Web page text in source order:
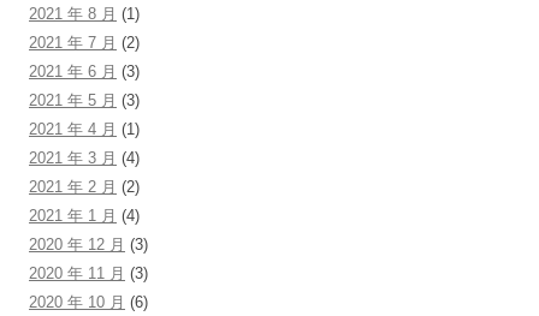
2021 年 8 月 (1)
2021 年 7 月 (2)
2021 年 6 月 (3)
2021 年 5 月 (3)
2021 年 4 月 (1)
2021 年 3 月 (4)
2021 年 2 月 (2)
2021 年 1 月 (4)
2020 年 12 月 (3)
2020 年 11 月 (3)
2020 年 10 月 (6)